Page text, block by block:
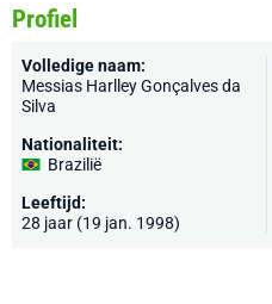
Profiel
Volledige naam:
Messias Harlley Gonçalves da
Silva
Nationaliteit:
Brazilië
Leeftijd:
28 jaar (19 jan. 1998)